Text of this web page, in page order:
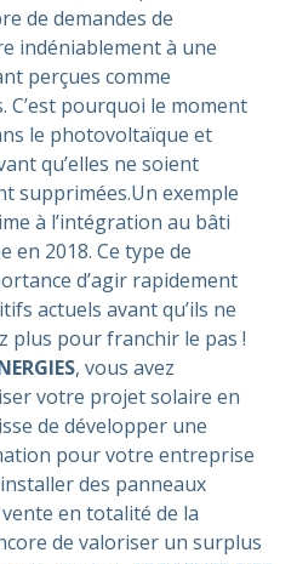
de demandes de
indéniablement à une
perçues comme
C’est pourquoi le moment
le photovoltaïque et
qu’elles ne soient
supprimées.Un exemple
à l’intégration au bâti
en 2018. Ce type de
d’agir rapidement
actuels avant qu’ils ne
plus pour franchir le pas !
, vous avez
votre projet solaire en
de développer une
pour votre entreprise
des panneaux
en totalité de la
de valoriser un surplus